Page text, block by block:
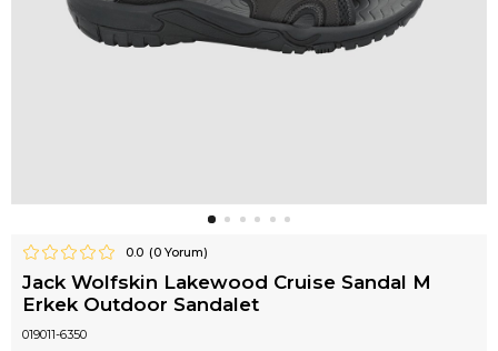
0.0 (0Yorum)
Jack Wolfskin Lakewood Cruise Sandal M
Erkek Outdoor Sandalet
019011-6350